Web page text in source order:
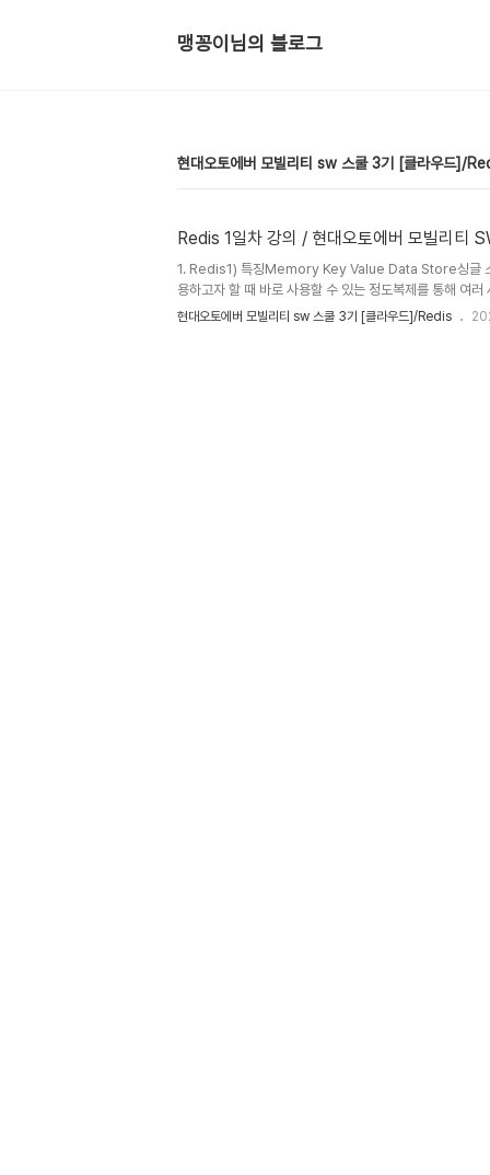
맹꽁이님의 블로그
현대오토에버 모빌리티 sw 스쿨 3기 [클라우드]/
Redis 1일차 강의 / 현대오토에버 모빌리티
1. Redis1) 특징Memory Key Value Data Store싱글
용하고자 할 때 바로 사용할 수 있는 정도복제를 통해 여
자동으로 fail-over를 수행fail-over: 시스템에 장애가 발
현대오토에버 모빌리티 sw 스쿨 3기 [클라우드]/Redis